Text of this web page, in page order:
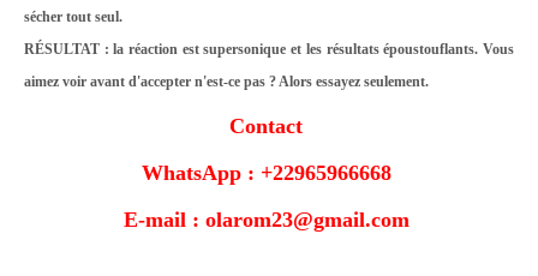
sécher tout seul.
RÉSULTAT : la réaction est supersonique et les résultats époustouflants. Vous
aimez voir avant d'accepter n'est-ce pas ? Alors essayez seulement.
Contact
WhatsApp : +22965966668
E-mail : olarom23@gmail.com